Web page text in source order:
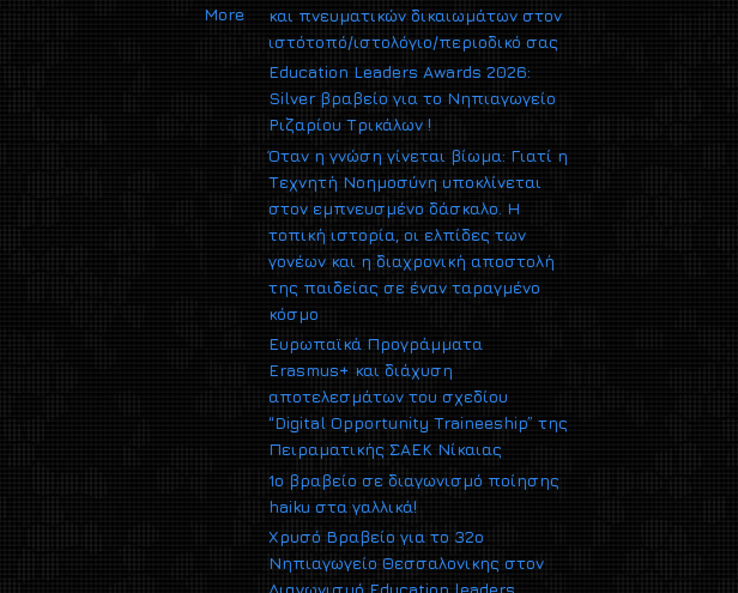
More
και πνευματικών δικαιωμάτων στον
ιστότοπό/ιστολόγιο/περιοδικό σας
Education Leaders Awards 2026:
Silver βραβείο για το Νηπιαγωγείο
Ριζαρίου Τρικάλων !
Όταν η γνώση γίνεται βίωμα: Γιατί η
Τεχνητή Νοημοσύνη υποκλίνεται
στον εμπνευσμένο δάσκαλο. Η
τοπική ιστορία, οι ελπίδες των
γονέων και η διαχρονική αποστολή
της παιδείας σε έναν ταραγμένο
κόσμο
Ευρωπαϊκά Προγράμματα
Erasmus+ και διάχυση
αποτελεσμάτων του σχεδίου
“Digital Opportunity Traineeship” της
Πειραματικής ΣΑΕΚ Νίκαιας
1ο βραβείο σε διαγωνισμό ποίησης
haiku στα γαλλικά!
Xρυσό Βραβείο για το 32ο
Νηπιαγωγείο Θεσσαλονικης στον